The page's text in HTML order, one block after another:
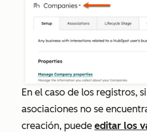
En el caso de los registros,
asociaciones no se
creación, puede editar los